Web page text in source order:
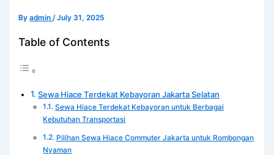
Byadmin/July 31, 2025
Table of Contents
Sewa Hiace Terdekat Kebayoran Jakarta Selatan
Sewa Hiace Terdekat Kebayoran untuk Berbagai
Kebutuhan Transportasi
Pilihan Sewa Hiace Commuter Jakarta untuk Rombongan
Nyaman